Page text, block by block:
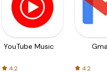
YouTube Music
4.2 4.2